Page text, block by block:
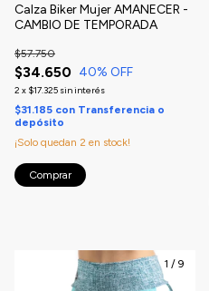
Calza Biker Mujer AMANECER -
CAMBIO DE TEMPORADA
$34.650
$57.750
40% OFF
2 x $17.325 sin interés
$31.185 con Transferencia o
depósito
¡Solo quedan 2 en stock!
Comprar
1 / 9